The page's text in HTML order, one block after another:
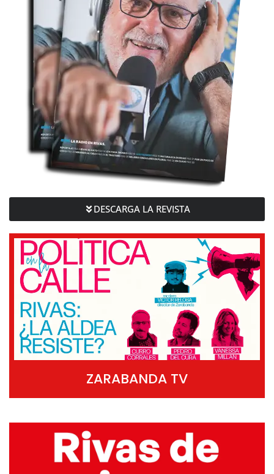
DESCARGA LA REVISTA
ZARABANDA TV